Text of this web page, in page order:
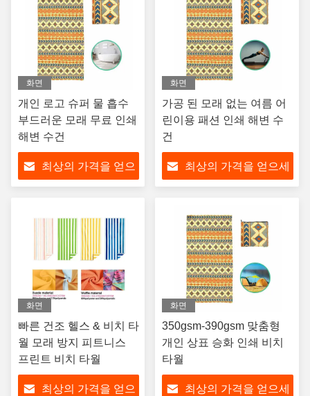
화면
개인 로고 슈퍼 물 흡수
부드러운 모래 무료 인쇄
해변 수건
최상의 가격을 얻으
화면
가공 된 모래 없는 여름 어
린이용 패션 인쇄 해변 수
건
최상의 가격을 얻으세
화면
빠른 건조 헬스 & 비치 타
월 모래 방지 피트니스
프린트 비치 타월
최상의 가격을 얻으
화면
350gsm-390gsm 맞춤형
개인 상표 승화 인쇄 비치
타월
최상의 가격을 얻으세